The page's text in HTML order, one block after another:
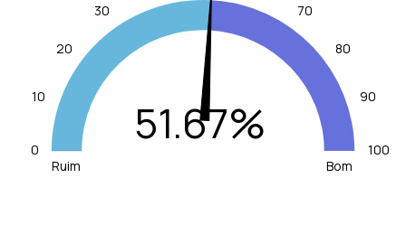
L
0
10
20
30
70
80
90
100
51.67%
Ruim Bom